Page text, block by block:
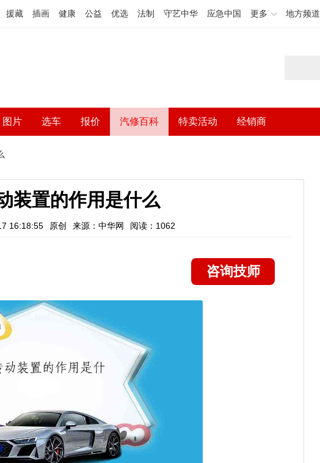
援藏 插画 健康 公益 优选 法制 守艺中华 应急中国 更多 地方频道
图片 选车 报价 汽修百科 特卖活动 经销商
装置的作用是什么
16:18:55 原创 来源：中华网 阅读：1062
咨询技师